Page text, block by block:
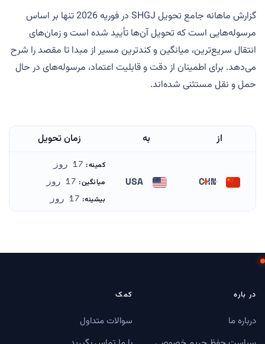
گزارش ماهانه جامع تحویل SHGJ در فوریه 2026 تنها بر اساس
مرسوله‌هایی است که تحویل آن‌ها تأیید شده است و زمان‌های
انتقال سریع‌ترین، میانگین و کندترین مسیر از مبدا تا مقصد را شرح
می‌دهد. برای اطمینان از دقت و قابلیت اعتماد، مرسوله‌های در حال
حمل و نقل مستثنی شده‌اند.
از به زمان تحویل
CHN
کمینه: 17 روز
میانگین: 17 روز
بیشینه: 17 روز
در باره
درباره ما
کمک
سوالات متداول